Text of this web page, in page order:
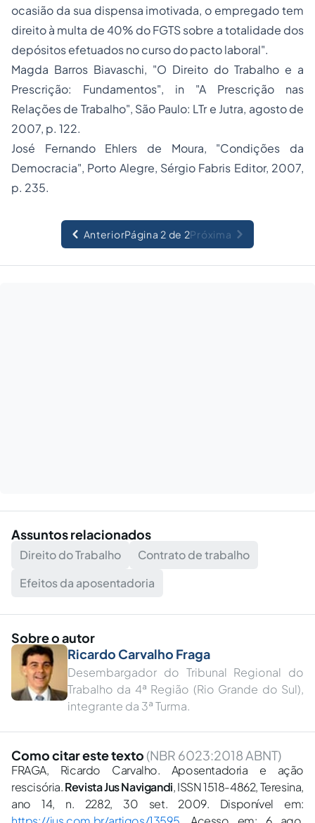
ocasião da sua dispensa imotivada, o empregado tem
direito à multa de 40% do FGTS sobre a totalidade dos
depósitos efetuados no curso do pacto laboral".
Magda Barros Biavaschi, "O Direito do Trabalho e a
Prescrição: Fundamentos", in "A Prescrição nas
Relações de Trabalho", São Paulo: LTr e Jutra, agosto de
2007, p. 122.
José Fernando Ehlers de Moura, "Condições da
Democracia", Porto Alegre, Sérgio Fabris Editor, 2007,
p. 235.
AnteriorPágina 2 de 2Próxima
Assuntos relacionados
Direito do Trabalho
Contrato de trabalho
Efeitos da aposentadoria
Sobre o autor
Ricardo Carvalho Fraga
Desembargador do Tribunal Regional do
Trabalho da 4ª Região (Rio Grande do Sul),
integrante da 3ª Turma.
Como citar este texto (NBR 6023:2018 ABNT)
FRAGA, Ricardo Carvalho. Aposentadoria e ação
rescisória.Revista Jus Navigandi, ISSN 1518-4862, Teresina,
ano 14, n. 2282, 30 set. 2009. Disponível em: